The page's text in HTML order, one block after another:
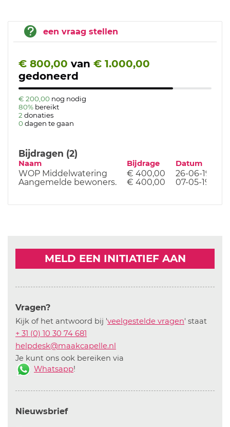
een vraag stellen
€ 800,00 van € 1.000,00
gedoneerd
€ 200,00 nog nodig
80% bereikt
2 donaties
0 dagen te gaan
Bijdragen (2)
Naam Bijdrage Datum
WOP Middelwatering € 400,00
26-06-19
Aangemelde bewoners.
€ 400,00 07-05-19
MELD EEN INITIATIEF AAN
Vragen?
Kijk of het antwoord bij 'veelgestelde vragen' staat
+ 31 (0) 10 30 74 681
helpdesk@maakcapelle.nl
Je kunt ons ook bereiken via
Whatsapp!
Nieuwsbrief